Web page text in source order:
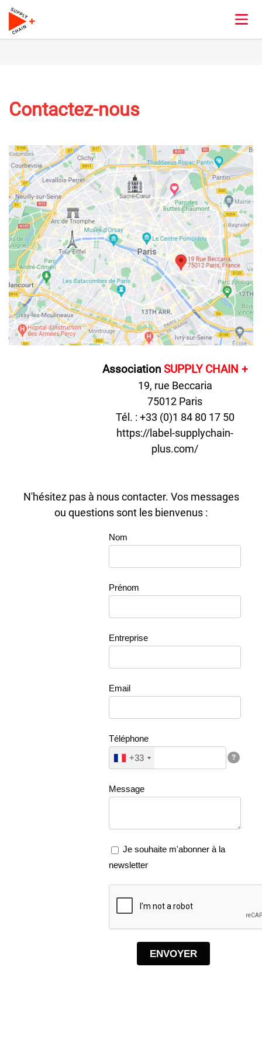
Contactez-nous
N'hésitez pas à nous contacter. Vos messages
ou questions sont les bienvenus :
Nom
Prénom
Entreprise
Email
Téléphone
+33
?
Message
Je souhaite m'abonner à la
newsletter
Association SUPPLY CHAIN +
19, rue Beccaria
75012 Paris
Tél. : +33 (0)1 84 80 17 50
https://label-supplychain-
plus.com/